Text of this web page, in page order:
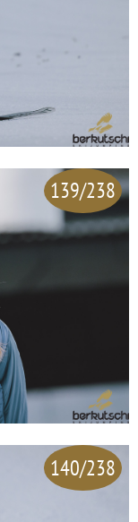
139/238
140/238